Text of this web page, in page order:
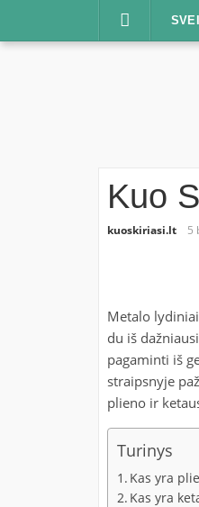
Kuo
kuoskiriasi.lt 5
Metalo
du iš
pagaminti iš
straipsnyje
plieno ir
Turinys
Kas yra
Kas yra